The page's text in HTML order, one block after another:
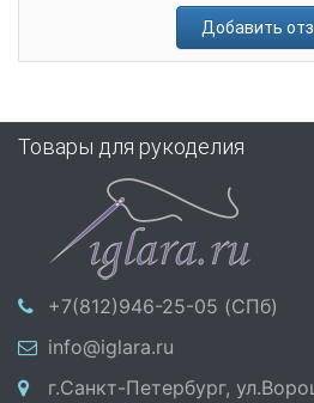
Добавить
Товары для рукоделия
+7(812)946-25-05 (СПб)
info@iglara.ru
г.Санкт-Петербург,